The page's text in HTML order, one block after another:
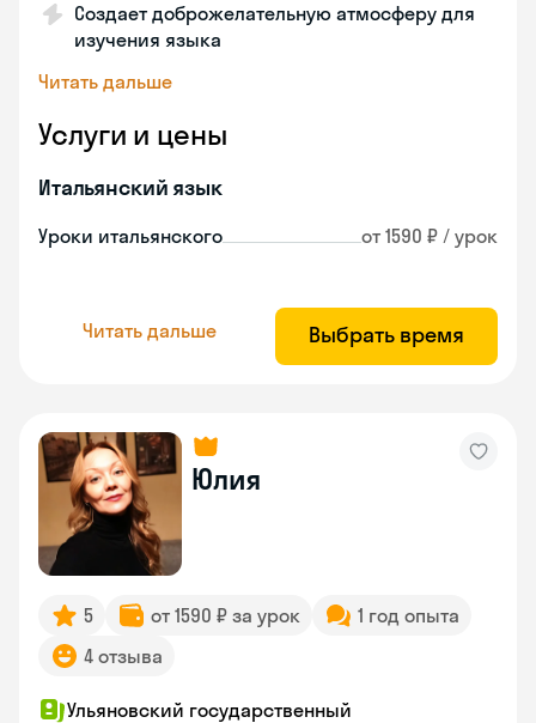
Создает доброжелательную атмосферу для
изучения языка
Читать дальше
Услуги и цены
Итальянский язык
Уроки итальянского от 1590 ₽ / урок
Читать дальше Выбрать время
Юлия
5 от 1590 ₽ за урок
1 год опыта
4 отзыва
Ульяновский государственный